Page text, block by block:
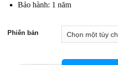
Bảo hành: 1 năm
Phiên bản